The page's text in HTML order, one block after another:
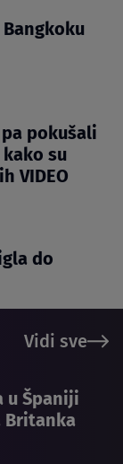
pokušali
su
VIDEO
do
Vidi sve
u Španiji
Britanka